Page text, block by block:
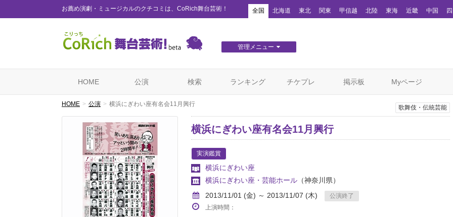
お薦め演劇・ミュージカルのクチコミは、CoRich舞台芸術！ 全国 北海道 東北 関東 甲信越 北陸 東海 近畿 中国
管理メニュー
HOME 公演 検索 ランキング チケプレ 掲示板 Myページ
HOME 公演 横浜にぎわい座有名会11月興行 歌舞伎・伝統芸能
横浜にぎわい座有名会11月興行
実演鑑賞
横浜にぎわい座
横浜にぎわい座・芸能ホール （神奈川県）
2013/11/01 (金) ～ 2013/11/07 (木)
公演終了
上演時間：